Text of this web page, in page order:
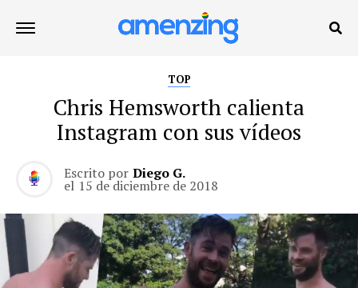
TOP
Chris Hemsworth calienta
Instagram con sus vídeos
Escrito por Diego G.
el 15 de diciembre de 2018